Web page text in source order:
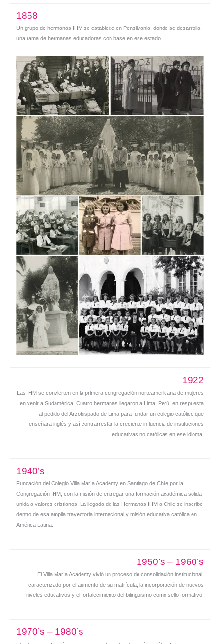
1858
Un grupo de hermanas IHM se establece en Pensilvania, donde se desarrolla
una rama de hermanas educadoras con base en ese estado.
1922
Las IHM se convierten en la primera congregación norteamericana de mujeres
en venir a Sudamérica. Cuatro hermanas llegaron a Lima, Perú, en respuesta
al pedido del Arzobispado de Lima para fundar un colegio católico que
enseñara inglés y así contrarrestar la creciente influencia de instituciones
educativas no católicas en ese idioma.
1940’s
Fundación del Colegio Villa María Academy en Santiago de Chile por la
Congregación IHM, con la misión de entregar una formación académica sólida
unida a valores cristianos. La llegada de las Hermanas IHM a Chile se inscribe
dentro de esa amplia trayectoria internacional y misión educativa católica en
América Latina.
1950’s – 1960’s
El Villa María Academy vivió un proceso de consolidación institucional,
caracterizado por el aumento de su matrícula, la incorporación de nuevos
niveles educativos y el fortalecimiento del bilingüismo como sello formativo.
1970’s – 1980’s